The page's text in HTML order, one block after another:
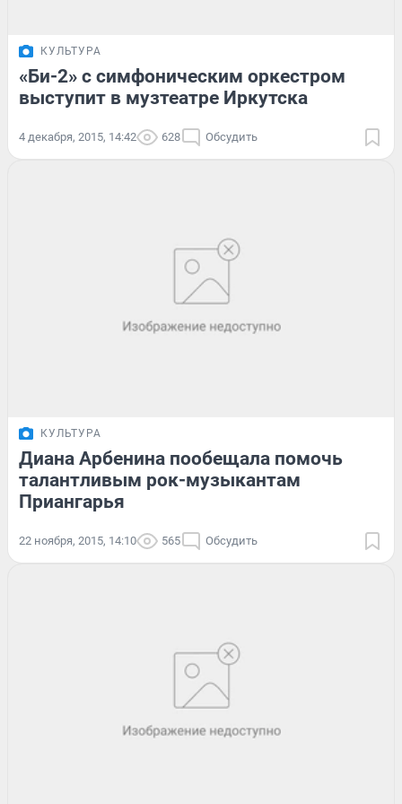
КУЛЬТУРА
«Би-2» с симфоническим оркестром
выступит в музтеатре Иркутска
4 декабря, 2015, 14:42 628 Обсудить
КУЛЬТУРА
Диана Арбенина пообещала помочь
талантливым рок-музыкантам
Приангарья
22 ноября, 2015, 14:10 565 Обсудить